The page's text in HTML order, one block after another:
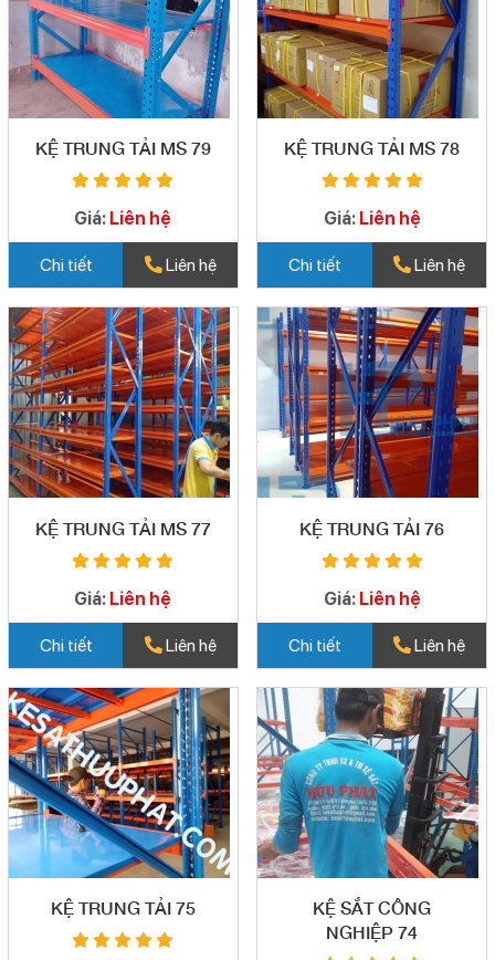
KỆ TRUNG TẢI MS 79
Giá: Liên hệ
Chi tiết Liên hệ
KỆ TRUNG TẢI MS 78
Giá: Liên hệ
Chi tiết Liên hệ
KỆ TRUNG TẢI MS 77
Giá: Liên hệ
Chi tiết Liên hệ
KỆ TRUNG TẢI 76
Giá: Liên hệ
Chi tiết Liên hệ
KỆ TRUNG TẢI 75
KỆ SẮT CÔNG
NGHIỆP 74